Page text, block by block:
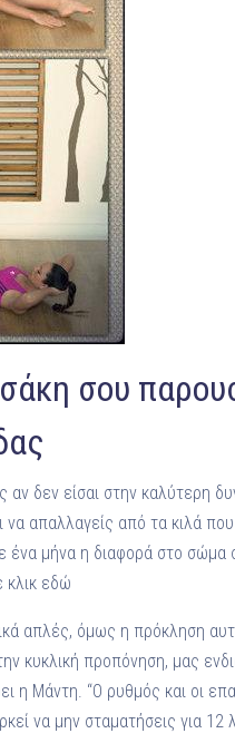
σου
αν δεν είσαι στην καλύτερη
απαλλαγείς από τα κιλά
μήνα η διαφορά στο σώμα
κλικ εδώ
απλές, όμως η πρόκληση
κυκλική προπόνηση, μας
η Μάντη. “Ο ρυθμός και οι
να μην σταματήσεις για 12